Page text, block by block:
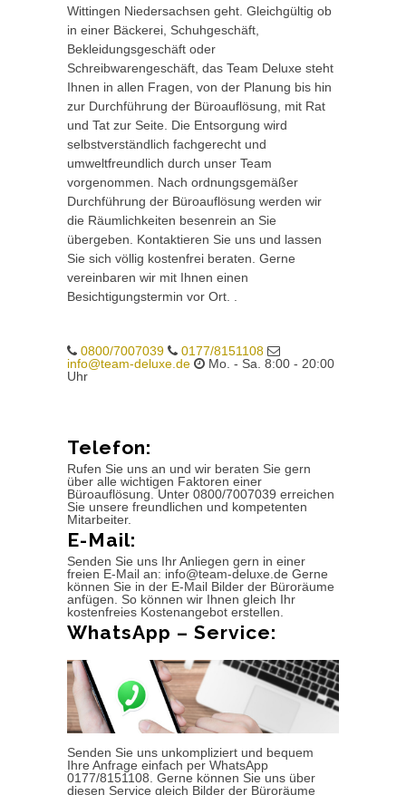
Wittingen Niedersachsen geht. Gleichgültig ob
in einer Bäckerei, Schuhgeschäft,
Bekleidungsgeschäft oder
Schreibwarengeschäft, das Team Deluxe steht
Ihnen in allen Fragen, von der Planung bis hin
zur Durchführung der Büroauflösung, mit Rat
und Tat zur Seite. Die Entsorgung wird
selbstverständlich fachgerecht und
umweltfreundlich durch unser Team
vorgenommen. Nach ordnungsgemäßer
Durchführung der Büroauflösung werden wir
die Räumlichkeiten besenrein an Sie
übergeben. Kontaktieren Sie uns und lassen
Sie sich völlig kostenfrei beraten. Gerne
vereinbaren wir mit Ihnen einen
Besichtigungstermin vor Ort. .
0800/7007039
0177/8151108
info@team-deluxe.de
Mo. - Sa. 8:00 - 20:00
Uhr
Telefon:
Rufen Sie uns an und wir beraten Sie gern
über alle wichtigen Faktoren einer
Büroauflösung. Unter 0800/7007039 erreichen
Sie unsere freundlichen und kompetenten
Mitarbeiter.
E-Mail:
Senden Sie uns Ihr Anliegen gern in einer
freien E-Mail an: info@team-deluxe.de Gerne
können Sie in der E-Mail Bilder der Büroräume
anfügen. So können wir Ihnen gleich Ihr
kostenfreies Kostenangebot erstellen.
WhatsApp – Service:
Senden Sie uns unkompliziert und bequem
Ihre Anfrage einfach per WhatsApp
0177/8151108. Gerne können Sie uns über
diesen Service gleich Bilder der Büroräume